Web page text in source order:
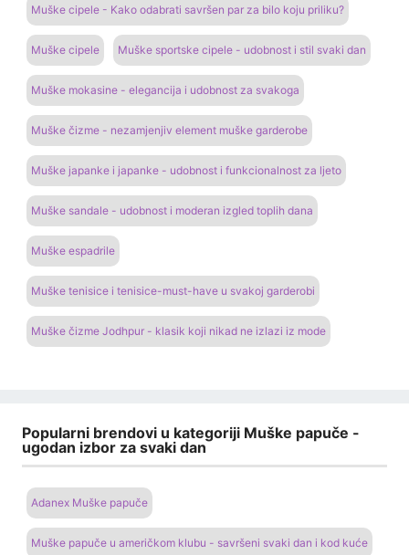
Muške cipele - Kako odabrati savršen par za bilo koju priliku?
Muške cipele Muške sportske cipele - udobnost i stil svaki dan
Muške mokasine - elegancija i udobnost za svakoga
Muške čizme - nezamjenjiv element muške garderobe
Muške japanke i japanke - udobnost i funkcionalnost za ljeto
Muške sandale - udobnost i moderan izgled toplih dana
Muške espadrile
Muške tenisice i tenisice-must-have u svakoj garderobi
Muške čizme Jodhpur - klasik koji nikad ne izlazi iz mode
Popularni brendovi u kategoriji Muške papuče -
ugodan izbor za svaki dan
Adanex Muške papuče
Muške papuče u američkom klubu - savršeni svaki dan i kod kuće